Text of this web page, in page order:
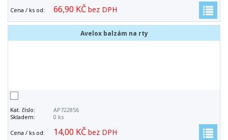
Cena / ks od: 66,90 KČ bez DPH
Avelox balzám na rty
Kat. číslo:
AP722856
Skladem:
0 ks
Cena / ks od: 14,00 KČ bez DPH